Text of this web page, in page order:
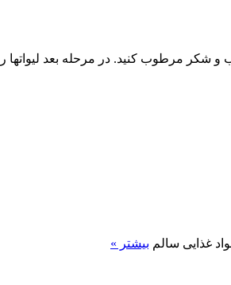
مرطوب کنید. در مرحله بعد لیواتها را
غذایی سالم بیشتر »